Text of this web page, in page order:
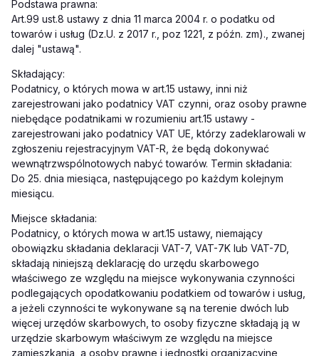
Podstawa prawna:
Art.99 ust.8 ustawy z dnia 11 marca 2004 r. o podatku od
towarów i usług (Dz.U. z 2017 r., poz 1221, z późn. zm)., zwanej
dalej "ustawą".
Składający:
Podatnicy, o których mowa w art.15 ustawy, inni niż
zarejestrowani jako podatnicy VAT czynni, oraz osoby prawne
niebędące podatnikami w rozumieniu art.15 ustawy -
zarejestrowani jako podatnicy VAT UE, którzy zadeklarowali w
zgłoszeniu rejestracyjnym VAT-R, że będą dokonywać
wewnątrzwspólnotowych nabyć towarów. Termin składania:
Do 25. dnia miesiąca, następującego po każdym kolejnym
miesiącu.
Miejsce składania:
Podatnicy, o których mowa w art.15 ustawy, niemający
obowiązku składania deklaracji VAT-7, VAT-7K lub VAT-7D,
składają niniejszą deklarację do urzędu skarbowego
właściwego ze względu na miejsce wykonywania czynności
podlegających opodatkowaniu podatkiem od towarów i usług,
a jeżeli czynności te wykonywane są na terenie dwóch lub
więcej urzędów skarbowych, to osoby fizyczne składają ją w
urzędzie skarbowym właściwym ze względu na miejsce
zamieszkania, a osoby prawne i jednostki organizacyjne